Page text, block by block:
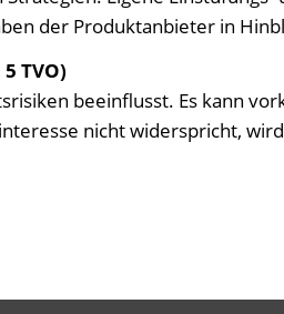
der Produktanbieter in
TVO)
beeinflusst. Es kann
nicht widerspricht,